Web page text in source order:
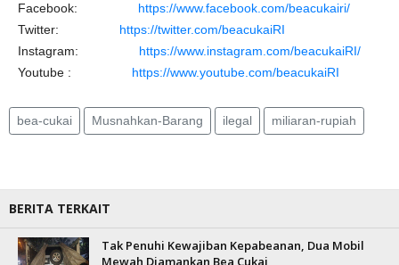
Facebook: https://www.facebook.com/beacukairi/
Twitter: https://twitter.com/beacukaiRI
Instagram: https://www.instagram.com/beacukaiRI/
Youtube : https://www.youtube.com/beacukaiRI
bea-cukai Musnahkan-Barang ilegal miliaran-rupiah
BERITA TERKAIT
Tak Penuhi Kewajiban Kepabeanan, Dua Mobil
Mewah Diamankan Bea Cukai